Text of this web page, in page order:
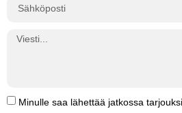
Minulle saa lähettää jatkossa